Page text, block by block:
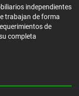
independientes
trabajan de forma
de
completa